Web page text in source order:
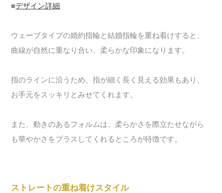
■デザイン詳細
ウェーブタイプの婚約指輪と結婚指輪を重ね着けすると、
曲線が自然に重なり合い、柔らかな印象になります。
指のラインに沿うため、指が細く長く見える効果もあり、
お手元をスッキリとみせてくれます。
また、動きのあるフォルムは、柔らかさを際立たせながら
も華やかさをプラスしてくれるところが特徴です。
ストレートの重ね着けスタイル